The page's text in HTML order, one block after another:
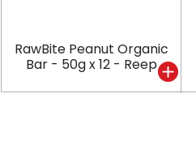
RawBite Peanut Organic
Bar - 50g x 12 - Reep